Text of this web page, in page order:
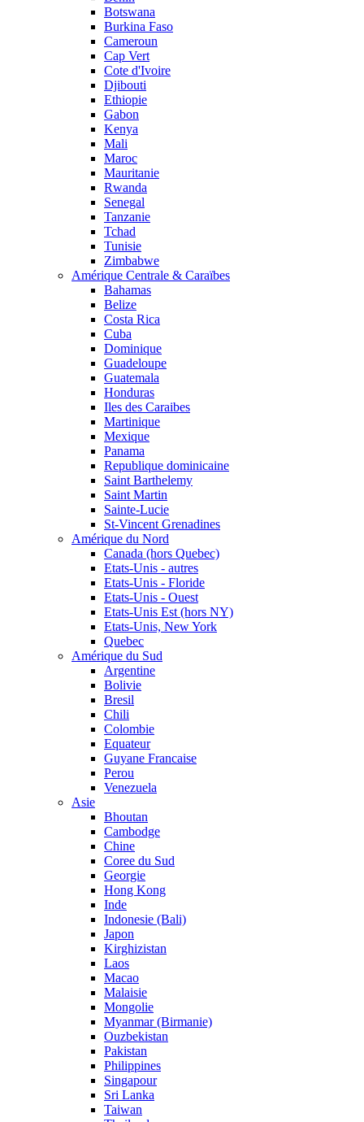
Botswana
Burkina Faso
Cameroun
Cap Vert
Cote d'Ivoire
Djibouti
Ethiopie
Gabon
Kenya
Mali
Maroc
Mauritanie
Rwanda
Senegal
Tanzanie
Tchad
Tunisie
Zimbabwe
Amérique Centrale & Caraïbes
Bahamas
Belize
Costa Rica
Cuba
Dominique
Guadeloupe
Guatemala
Honduras
Iles des Caraibes
Martinique
Mexique
Panama
Republique dominicaine
Saint Barthelemy
Saint Martin
Sainte-Lucie
St-Vincent Grenadines
Amérique du Nord
Canada (hors Quebec)
Etats-Unis - autres
Etats-Unis - Floride
Etats-Unis - Ouest
Etats-Unis Est (hors NY)
Etats-Unis, New York
Quebec
Amérique du Sud
Argentine
Bolivie
Bresil
Chili
Colombie
Equateur
Guyane Francaise
Perou
Venezuela
Asie
Bhoutan
Cambodge
Chine
Coree du Sud
Georgie
Hong Kong
Inde
Indonesie (Bali)
Japon
Kirghizistan
Laos
Macao
Malaisie
Mongolie
Myanmar (Birmanie)
Ouzbekistan
Pakistan
Philippines
Singapour
Sri Lanka
Taiwan